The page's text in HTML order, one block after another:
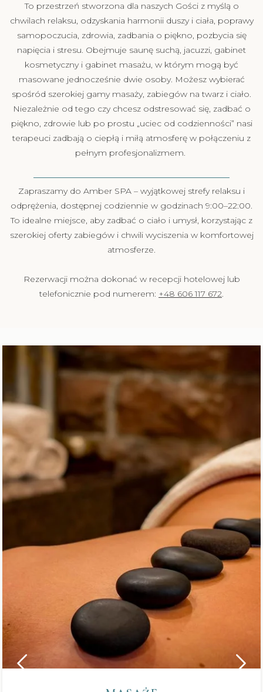
To przestrzeń stworzona dla naszych Gości z myślą o
chwilach relaksu, odzyskania harmonii duszy i ciała, poprawy
samopoczucia, zdrowia, zadbania o piękno, pozbycia się
napięcia i stresu. Obejmuje saunę suchą, jacuzzi, gabinet
kosmetyczny i gabinet masażu, w którym mogą być
masowane jednocześnie dwie osoby. Możesz wybierać
spośród szerokiej gamy masaży, zabiegów na twarz i ciało.
Niezależnie od tego czy chcesz odstresować się, zadbać o
piękno, zdrowie lub po prostu „uciec od codzienności” nasi
terapeuci zadbają o ciepłą i miłą atmosferę w połączeniu z
pełnym profesjonalizmem.
Zapraszamy do Amber SPA – wyjątkowej strefy relaksu i
odprężenia, dostępnej codziennie w godzinach 9:00–22:00.
To idealne miejsce, aby zadbać o ciało i umysł, korzystając z
szerokiej oferty zabiegów i chwili wyciszenia w komfortowej
atmosferze.
Rezerwacji można dokonać w recepcji hotelowej lub
telefonicznie pod numerem: +48 606 117 672.